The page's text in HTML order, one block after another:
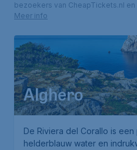
bezoekers van CheapTickets.nl
Meer info
Alghero
De Riviera del Corallo is
helderblauw water en